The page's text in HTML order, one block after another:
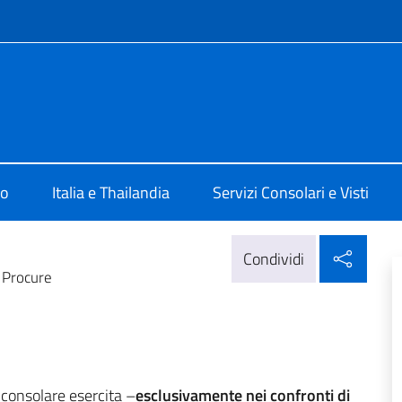
Italia e Thailandia Servizi Consolari e Visti
Condividi
esercita –esclusivamente nei confronti di